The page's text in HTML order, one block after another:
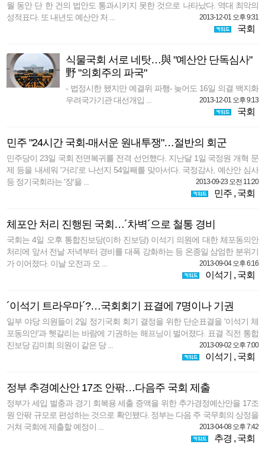
월 동안 단 한 건의 법안도 통과시키지 못한 것으로 나타났다. 역대 최악의
성적표다. 또 내년도 예산안 처 ...
2013-12-01 오후 9:31
국회
식물국회 서로 네탓…與 "예산안 단독심사"
野 "의회주의 파국"
- 법정시한 됐지만 예결위 파행- 늦어도 16일 의결 백지화
우려국가기관 대선개입 ...
2013-12-01 오후 9:13
국회
민주 "24시간 국회-매서운 원내투쟁"…절반의 회군
민주당이 23일 국회 전면복귀를 전격 선언했다. 지난달 1일 국정원 개혁 문
제 등을 내세워 '거리'로 나선지 54일째를 맞아서다. 국정감사, 예산안 심사
등 정기국회라는 '장'을 ...
2013-09-23 오전 11:20
민주, 국회
체포안 처리 진행된 국회…´차벽´으로 철통 경비
국회는 4일 오후 통합진보당(이하 진보당) 이석기 의원에 대한 체포동의안
처리에 앞서 전날 저녁부터 경비를 대폭 강화하는 등 온종일 삼엄한 분위기
가 이어졌다. 이날 오전과 오 ...
2013-09-04 오후 6:16
이석기 , 국회
´이석기 트라우마´?…국회회기 표결에 7명이나 기권
일부 야당 의원들이 2일 정기국회 회기 결정을 위한 단순표결을 '이석기 체
포동의안'과 헷갈리는 바람에 기권하는 해프닝이 벌어졌다. 표결 직전 통합
진보당 김미희 의원이 같은 당 ...
2013-09-02 오후 7:00
이석기 , 국회
정부 추경예산안 17조 안팎…다음주 국회 제출
정부가 세입 벌충과 경기 회복용 세출 증액을 위한 추가경정예산안을 17조
원 안팎 규모로 편성하는 것으로 확인됐다. 정부는 다음 주 국무회의 상정을
거쳐 국회에 제출할 예정이 ...
2013-04-08 오후 7:42
추경 , 국회